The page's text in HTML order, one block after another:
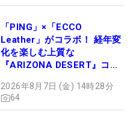
「PING」×「ECCO
Leather」がコラボ！ 経年変
化を楽しむ上質な
『ARIZONA DESERT』コレ
ュー
2026年8月7日 (金) 14時28分
64